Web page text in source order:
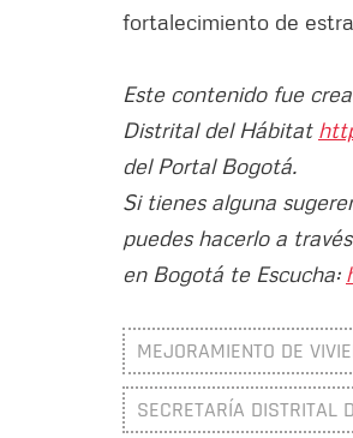
fortalecimiento de
Este contenido fue
Distrital del Hábitat
del Portal Bogotá.
Si tienes alguna
puedes hacerlo a
en Bogotá te Escucha:
MEJORAMIENTO DE
SECRETARÍA DISTRITAL